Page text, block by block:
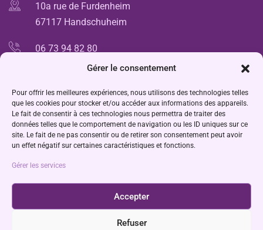
Gérer le consentement
Pour offrir les meilleures expériences, nous utilisons des technologies telles
que les cookies pour stocker et/ou accéder aux informations des appareils.
Le fait de consentir à ces technologies nous permettra de traiter des
données telles que le comportement de navigation ou les ID uniques sur ce
site. Le fait de ne pas consentir ou de retirer son consentement peut avoir
un effet négatif sur certaines caractéristiques et fonctions.
Gérer les services
Accepter
Refuser
10a rue de Furdenheim
67117 Handschuheim
06 73 94 82 80
anne.vonthron@laposte.net
9h00 - 18h00
Dernières réalisations